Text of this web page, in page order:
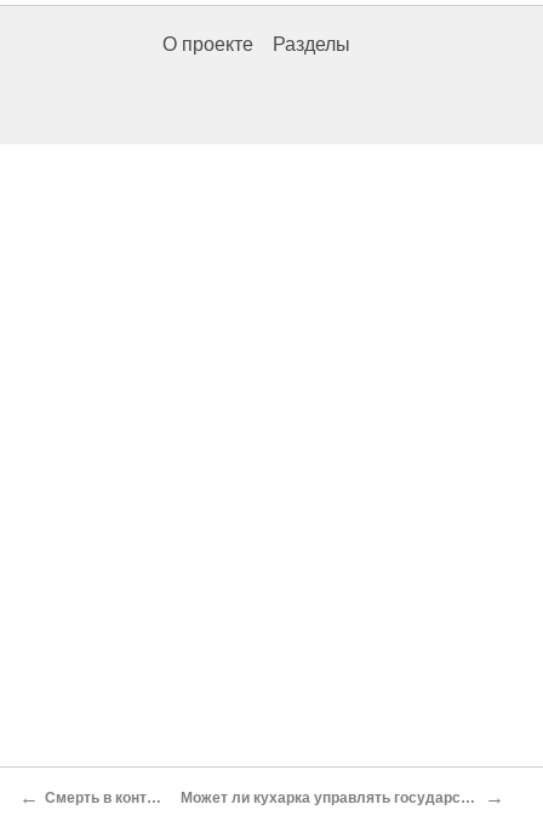
О проекте Разделы
← Смерть в конторке Может ли кухарка управлять государством? →